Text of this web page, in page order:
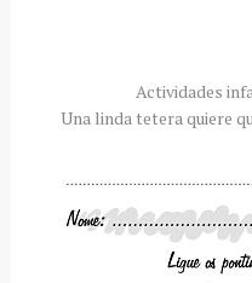
Actividades
Una linda tetera quiere